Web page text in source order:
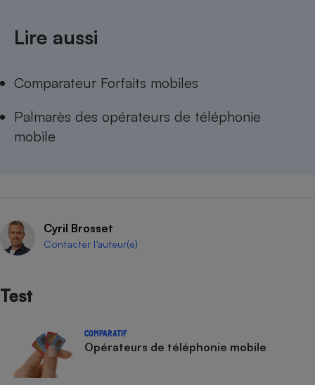
Lire aussi
Comparateur Forfaits mobiles
Palmarès des opérateurs de téléphonie
mobile
Cyril Brosset
Contacter l’auteur(e)
Test
COMPARATIF
Opérateurs de téléphonie mobile